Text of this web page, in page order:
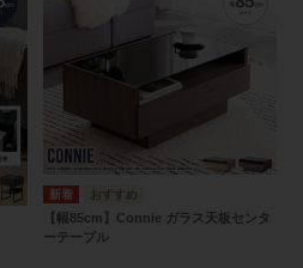
【幅85cm】Connie ガラス天板センタ
ーテーブル